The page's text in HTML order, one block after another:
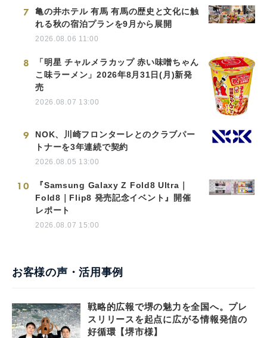
7
亀の井ホテル 有馬 有馬の歴史と文化に触
れる秋の宿泊プランを9月から展開
2026.08.06 11:00
8
「明星 チャルメラカップ 赤い味噌ちゃん
こ味ラーメン」2026年8月31日(月)新発
売
2026.08.07 13:00
9
NOK、川崎フロンターレとのクラブパー
トナーを3年連続で契約
2026.08.05 13:00
10
『Samsung Galaxy Z Fold8 Ultra｜
Fold8｜Flip8 発売記念イベント』開催
レポート
2026.08.07 15:00
お客様の声・活用事例
戦略的広報で堺の魅力を全国へ。プレ
スリリースを起点に広がる情報発信の
好循環【堺市様】